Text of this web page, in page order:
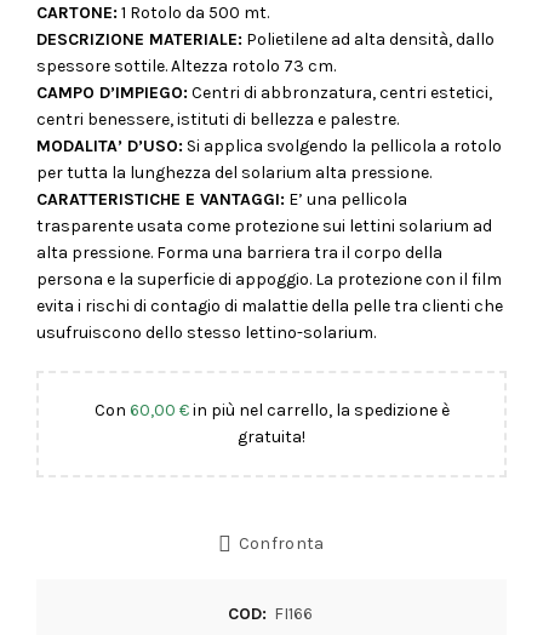
CARTONE: 1 Rotolo da 500 mt.
DESCRIZIONE MATERIALE: Polietilene ad alta densità, dallo
spessore sottile. Altezza rotolo 73 cm.
CAMPO D’IMPIEGO: Centri di abbronzatura, centri estetici,
centri benessere, istituti di bellezza e palestre.
MODALITA’ D’USO: Si applica svolgendo la pellicola a rotolo
per tutta la lunghezza del solarium alta pressione.
CARATTERISTICHE E VANTAGGI: E’ una pellicola
trasparente usata come protezione sui lettini solarium ad
alta pressione. Forma una barriera tra il corpo della
persona e la superficie di appoggio. La protezione con il film
evita i rischi di contagio di malattie della pelle tra clienti che
usufruiscono dello stesso lettino-solarium.
Con 60,00 €in più nel carrello, la spedizione è
gratuita!
Confronta
COD: FI166